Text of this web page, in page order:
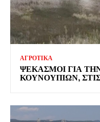
ΑΓΡΟΤΙΚΑ
ΨΕΚΑΣΜΟΊ ΓΙΑ
ΚΟΥΝΟΥΠΙΏΝ,